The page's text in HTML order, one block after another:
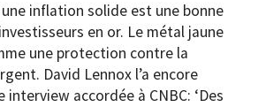
une inflation solide est une bonne
en or. Le métal jaune
une protection contre la
David Lennox l’a encore
interview accordée à CNBC: ‘Des